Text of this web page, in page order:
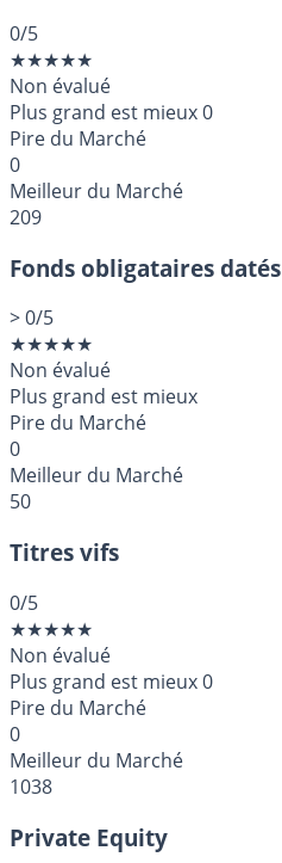
0/5
★★★★★
Non évalué
Plus grand est mieux0
Pire du Marché
0
Meilleur du Marché
209
Fonds obligataires datés
>0/5
★★★★★
Non évalué
Plus grand est mieux
Pire du Marché
0
Meilleur du Marché
50
Titres vifs
0/5
★★★★★
Non évalué
Plus grand est mieux0
Pire du Marché
0
Meilleur du Marché
1038
Private Equity